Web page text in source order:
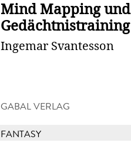
Mind Mapping und
Gedächtnistraining
Ingemar Svantesson
GABAL VERLAG
FANTASY